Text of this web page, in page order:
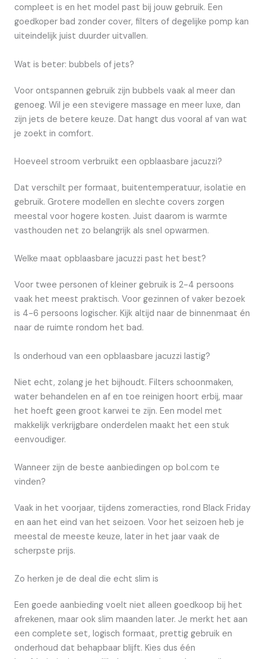
compleet is en het model past bij jouw gebruik. Een
goedkoper bad zonder cover, filters of degelijke pomp kan
uiteindelijk juist duurder uitvallen.
Wat is beter: bubbels of jets?
Voor ontspannen gebruik zijn bubbels vaak al meer dan
genoeg. Wil je een stevigere massage en meer luxe, dan
zijn jets de betere keuze. Dat hangt dus vooral af van wat
je zoekt in comfort.
Hoeveel stroom verbruikt een opblaasbare jacuzzi?
Dat verschilt per formaat, buitentemperatuur, isolatie en
gebruik. Grotere modellen en slechte covers zorgen
meestal voor hogere kosten. Juist daarom is warmte
vasthouden net zo belangrijk als snel opwarmen.
Welke maat opblaasbare jacuzzi past het best?
Voor twee personen of kleiner gebruik is 2-4 persoons
vaak het meest praktisch. Voor gezinnen of vaker bezoek
is 4-6 persoons logischer. Kijk altijd naar de binnenmaat én
naar de ruimte rondom het bad.
Is onderhoud van een opblaasbare jacuzzi lastig?
Niet echt, zolang je het bijhoudt. Filters schoonmaken,
water behandelen en af en toe reinigen hoort erbij, maar
het hoeft geen groot karwei te zijn. Een model met
makkelijk verkrijgbare onderdelen maakt het een stuk
eenvoudiger.
Wanneer zijn de beste aanbiedingen op bol.com te
vinden?
Vaak in het voorjaar, tijdens zomeracties, rond Black Friday
en aan het eind van het seizoen. Voor het seizoen heb je
meestal de meeste keuze, later in het jaar vaak de
scherpste prijs.
Zo herken je de deal die echt slim is
Een goede aanbieding voelt niet alleen goedkoop bij het
afrekenen, maar ook slim maanden later. Je merkt het aan
een complete set, logisch formaat, prettig gebruik en
onderhoud dat behapbaar blijft. Kies dus één